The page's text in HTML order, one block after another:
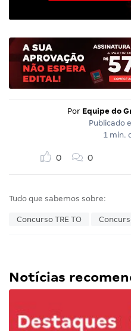
Por Equipe do
Publicado
1 min.
0 0
Tudo que sabemos sobre:
Concurso TRE TO
Notícias